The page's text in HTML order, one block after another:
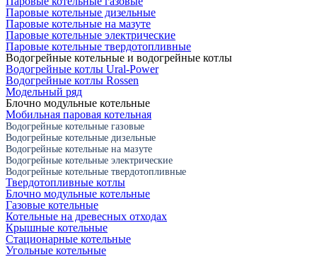
Паровые котельные дизельные
Паровые котельные на мазуте
Паровые котельные электрические
Паровые котельные твердотопливные
Водогрейные котельные и водогрейные котлы
Водогрейные котлы Ural-Power
Водогрейные котлы Rossen
Модельный ряд
Блочно модульные котельные
Мобильная паровая котельная
Водогрейные котельные газовые
Водогрейные котельные дизельные
Водогрейные котельные на мазуте
Водогрейные котельные электрические
Водогрейные котельные твердотопливные
Твердотопливные котлы
Блочно модульные котельные
Газовые котельные
Котельные на древесных отходах
Крышные котельные
Стационарные котельные
Угольные котельные